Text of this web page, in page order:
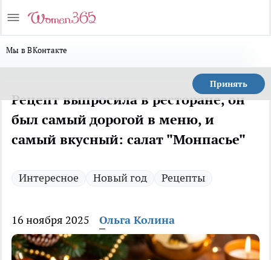
Мы в ВКонтакте
Принять
Рецепт выпросила в ресторане, он
был самый дорогой в меню, и
самый вкусный: салат "Монпасье"
Интересное Новый год Рецепты
16 ноября 2025 Ольга Колина